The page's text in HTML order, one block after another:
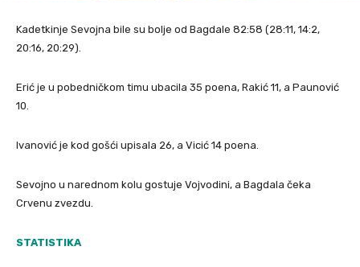
Kadetkinje Sevojna bile su bolje od Bagdale 82:58 (28:11, 14:2,
20:16, 20:29).
Erić je u pobedničkom timu ubacila 35 poena, Rakić 11, a Paunović
10.
Ivanović je kod gošći upisala 26, a Vicić 14 poena.
Sevojno u narednom kolu gostuje Vojvodini, a Bagdala čeka
Crvenu zvezdu.
STATISTIKA